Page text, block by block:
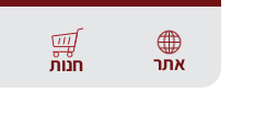
אתר חנות